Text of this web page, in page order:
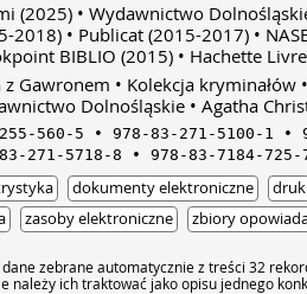
(2025)
Wydawnictwo
2018)
Publicat (2015-2017)
BIBLIO (2015) Hachette
z Gawronem
Kolekcja kryminałów
Dolnośląskie
Agatha
560-5 978-83-271-5100-1
271-5718-8
978-83-7184-725-
dokumenty elektroniczne
druk
zasoby elektroniczne zbiory
dane zebrane automatycznie z treści 32
należy ich traktować jako opisu jednego